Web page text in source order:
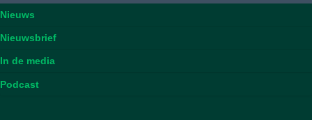
Nieuws
Nieuwsbrief
In de media
Podcast